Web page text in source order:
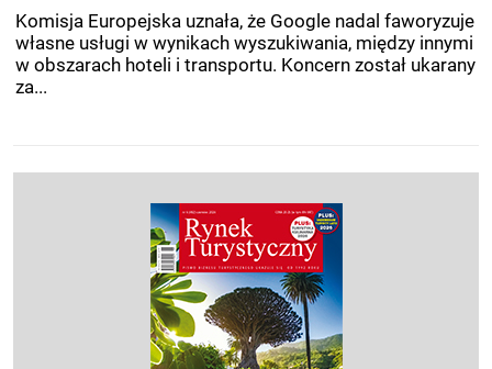
Komisja Europejska uznała, że Google nadal faworyzuje
własne usługi w wynikach wyszukiwania, między innymi
w obszarach hoteli i transportu. Koncern został ukarany
za...